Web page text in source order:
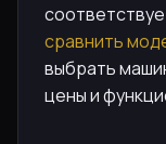
сравнить
выбрать
цены и